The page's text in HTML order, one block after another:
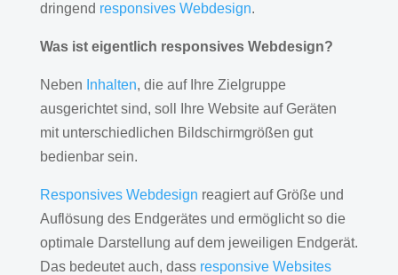
dringend responsives Webdesign.
Was ist eigentlich responsives Webdesign?
Neben Inhalten, die auf Ihre Zielgruppe
ausgerichtet sind, soll Ihre Website auf Geräten
mit unterschiedlichen Bildschirmgrößen gut
bedienbar sein.
Responsives Webdesign reagiert auf Größe und
Auflösung des Endgerätes und ermöglicht so die
optimale Darstellung auf dem jeweiligen Endgerät.
Das bedeutet auch, dass responsive Websites